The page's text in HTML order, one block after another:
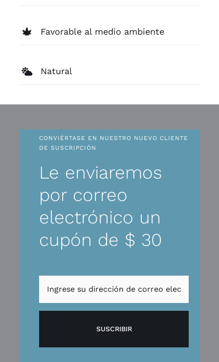
Favorable al medio ambiente
Natural
CONVIÉRTASE EN NUESTRO NUEVO CLIENTE
DE SUSCRIPCIÓN
Le enviaremos
por correo
electrónico un
cupón de $ 30
SUSCRIBIR